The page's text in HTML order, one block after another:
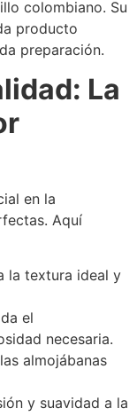
colombiano. Su
producto
preparación.
La
en la
Aquí
la textura ideal y
el
necesaria.
almojábanas
y suavidad a la